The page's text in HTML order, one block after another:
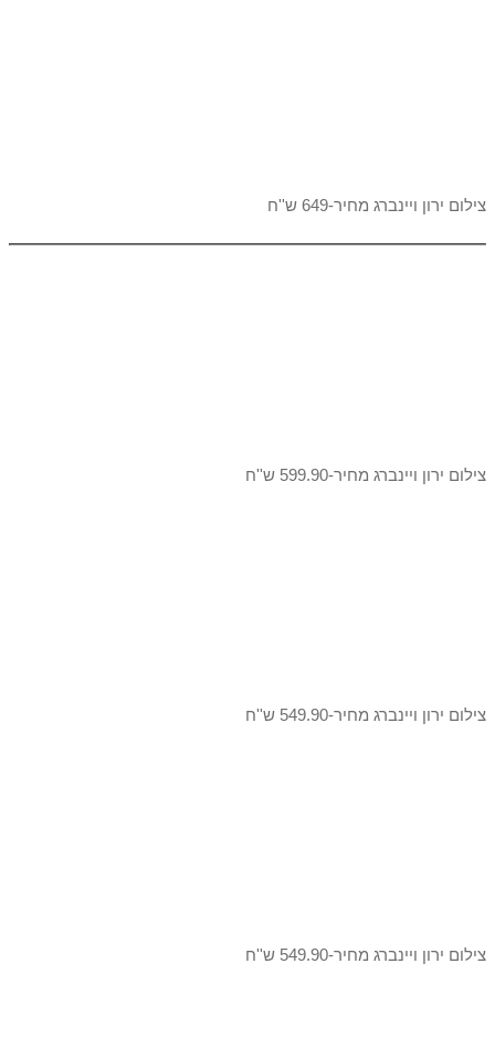
צילום ירון ויינברג מחיר-649 ש''ח
צילום ירון ויינברג מחיר-599.90 ש''ח
צילום ירון ויינברג מחיר-549.90 ש''ח
צילום ירון ויינברג מחיר-549.90 ש''ח